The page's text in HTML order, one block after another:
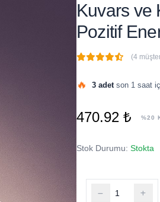
Kuvars ve
Pozitif
(4
🔥 3 adetson 1 saat
470.92 ₺ %20
Stok Durumu: Stokta